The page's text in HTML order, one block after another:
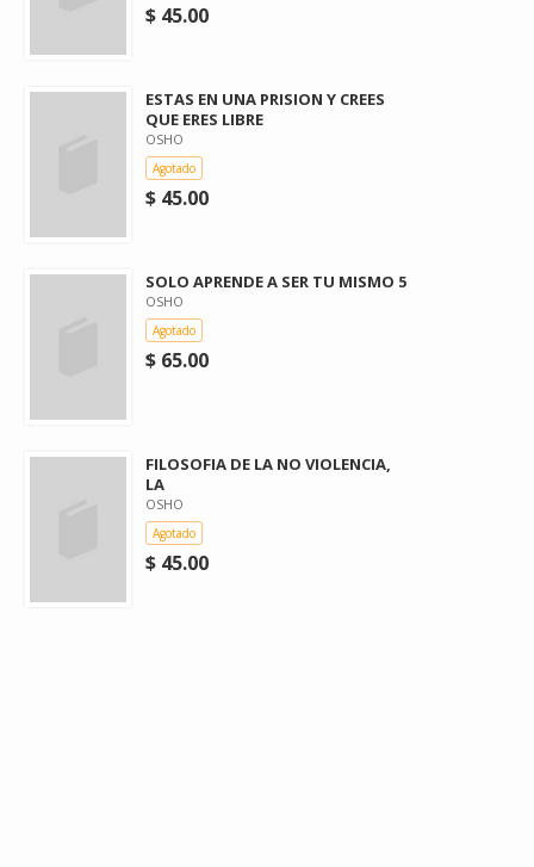
$ 45.00
ESTAS EN UNA PRISION Y CREES
QUE ERES LIBRE
OSHO
Agotado
$ 45.00
SOLO APRENDE A SER TU MISMO 5
OSHO
Agotado
$ 65.00
FILOSOFIA DE LA NO VIOLENCIA,
LA
OSHO
Agotado
$ 45.00